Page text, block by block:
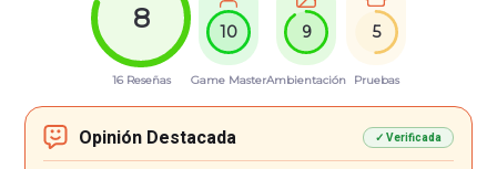
8
16 Reseñas
10
Game Master
9
Ambientación
5
Pruebas
Opinión Destacada ✓ Verificada